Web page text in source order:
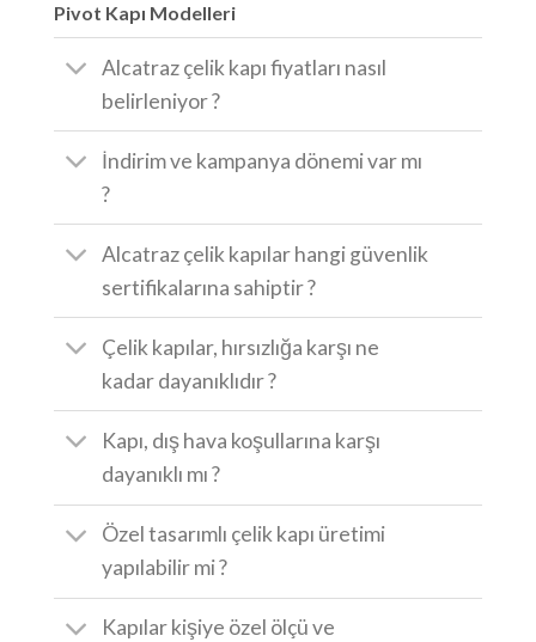
Pivot Kapı Modelleri
Alcatraz çelik kapı fiyatları nasıl
belirleniyor ?
İndirim ve kampanya dönemi var mı
?
Alcatraz çelik kapılar hangi güvenlik
sertifikalarına sahiptir ?
Çelik kapılar, hırsızlığa karşı ne
kadar dayanıklıdır ?
Kapı, dış hava koşullarına karşı
dayanıklı mı ?
Özel tasarımlı çelik kapı üretimi
yapılabilir mi ?
Kapılar kişiye özel ölçü ve